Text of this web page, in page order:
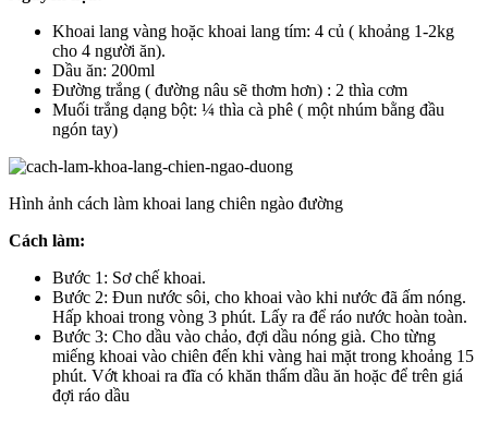
Khoai lang vàng hoặc khoai lang tím: 4 củ ( khoảng 1-2kg
cho 4 người ăn).
Dầu ăn: 200ml
Đường trắng ( đường nâu sẽ thơm hơn) : 2 thìa cơm
Muối trắng dạng bột: ¼ thìa cà phê ( một nhúm bằng đầu
ngón tay)
Hình ảnh cách làm khoai lang chiên ngào đường
Cách làm:
Bước 1: Sơ chế khoai.
Bước 2: Đun nước sôi, cho khoai vào khi nước đã ấm nóng.
Hấp khoai trong vòng 3 phút. Lấy ra để ráo nước hoàn toàn.
Bước 3: Cho dầu vào chảo, đợi dầu nóng già. Cho từng
miếng khoai vào chiên đến khi vàng hai mặt trong khoảng 15
phút. Vớt khoai ra đĩa có khăn thấm dầu ăn hoặc để trên giá
đợi ráo dầu